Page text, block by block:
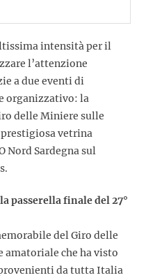
intensità per il
l’attenzione
a due eventi di
organizzativo: la
delle Miniere sulle
vetrina
Nord Sardegna sul
passerella finale del 27°
del Giro delle
amatoriale che ha visto
da tutta Italia